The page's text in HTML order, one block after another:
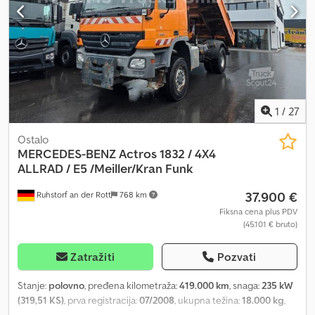
nemački/engleski/srpski/hrvatski/bosanski/bugarski..... Goran
nemački/engleski/poljski/rumunski..... Roman Rado ćemo Vam
pomoći oko finansiranja ili leasinga Prodaja u EU: neto uz
dostavljanje dokumenata firme i PIB/PDV broja PDV depozit 2000
€ Naša usluga za Vas: - Carinske tablice - Izvozna dokumentacija i
EUR1 - Transport širom sveta - Mogućnost noćenja - Transfer sa
aerodroma Minhen ili železničke stanice Pasau
1 / 27
Ruhstorf an der Rott 768 km
Ostalo
MERCEDES-BENZActros 1832 / 4X4
ALLRAD / E5 /Meiller/Kran Funk
37.900 €
Fiksna cena plus PDV
(45.101 € bruto)
Zatražiti Pozvati
Stanje: polovno, pređena kilometraža:419.000 km, snaga:235 kW
(319,51 KS), prva registracija:07/2008, ukupna težina:18.000 kg,